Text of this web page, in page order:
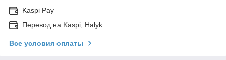
Kaspi Pay
Перевод на Kaspi, Halyk
Все условия оплаты